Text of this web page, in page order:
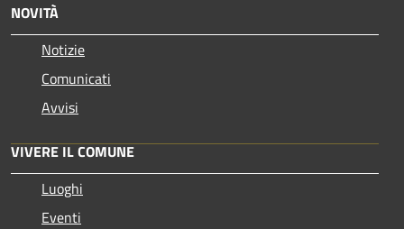
NOVITÀ
Notizie
Comunicati
Avvisi
VIVERE IL COMUNE
Luoghi
Eventi